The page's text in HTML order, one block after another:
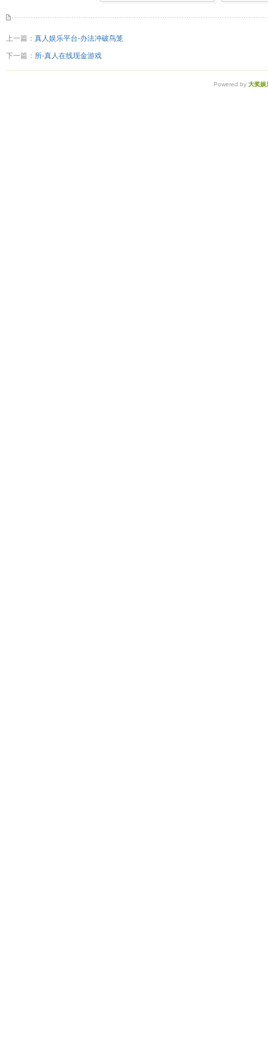
上一篇： 真人娱乐平台-办法冲破鸟笼
下一篇： 所-真人在线现金游戏
Powered by 大奖娱